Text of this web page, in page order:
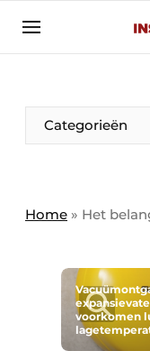
Aanmelden
Banner
Bedrijven
Contact
Home
Meest
Nieuwsbrief
Categorieën
Panelgesprek
Solar
Home » Het
voorkomen